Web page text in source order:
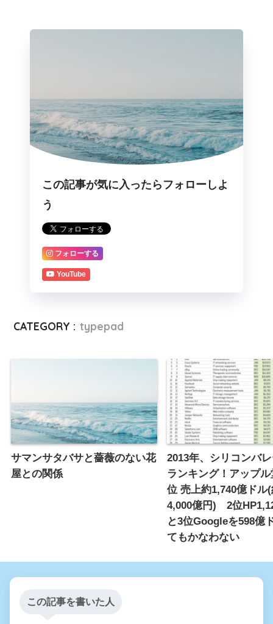
この記事が気に入ったらフォローしよ
う
フォローする
YouTube
CATEGORY : typepad
サマンサタバサと薔薇のない花
屋との関係
2013年、シリコンバ
ランキング！アップ
位 売上約1,740億ドル
4,000億円) 2位
と3位Googleを598億
てもかなわない
この記事を書いた人